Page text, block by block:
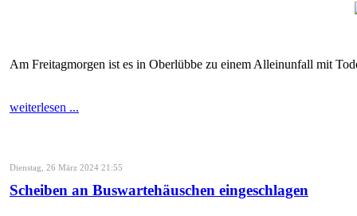
Am Freitagmorgen ist es in Oberlübbe zu einem Alleinunfall mit
weiterlesen ...
Dienstag, 26 März 2024 21:55
Scheiben an Buswartehäuschen eingeschlagen